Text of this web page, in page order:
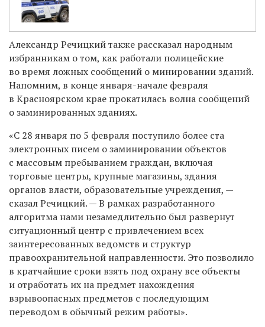
Александр Речицкий также рассказал народным
избранникам о том, как работали полицейские
во время ложных сообщений о минировании зданий.
Напомним, в конце января-начале февраля
в Красноярском крае прокатилась волна сообщений
о заминированных зданиях.
«С 28 января по 5 февраля поступило более ста
электронных писем о заминировании объектов
с массовым пребыванием граждан, включая
торговые центры, крупные магазины, здания
органов власти, образовательные учреждения, —
сказал Речицкий. — В рамках разработанного
алгоритма нами незамедлительно был развернут
ситуационный центр с привлечением всех
заинтересованных ведомств и структур
правоохранительной направленности. Это позволило
в кратчайшие сроки взять под охрану все объекты
и отработать их на предмет нахождения
взрывоопасных предметов с последующим
переводом в обычный режим работы».